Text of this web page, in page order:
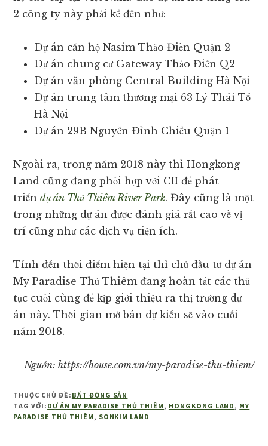
2 công ty này phải kể đến như:
Dự án căn hộ Nasim Thảo Điền Quận 2
Dự án chung cư Gateway Thảo Điền Q2
Dự án văn phòng Central Building Hà Nội
Dự án trung tâm thương mại 63 Lý Thái Tổ
Hà Nội
Dự án 29B Nguyễn Đình Chiểu Quận 1
Ngoài ra, trong năm 2018 này thì Hongkong
Land cũng đang phối hợp với CII để phát
triểndự án Thủ Thiêm River Park. Đây cũng là một
trong những dự án được đánh giá rất cao về vị
trí cũng như các dịch vụ tiện ích.
Tính đến thời điểm hiện tại thì chủ đầu tư dự án
My Paradise Thủ Thiêm đang hoàn tất các thủ
tục cuối cùng để kịp giới thiệu ra thị trường dự
án này. Thời gian mở bán dự kiến sẽ vào cuối
năm 2018.
Nguồn: https://house.com.vn/my-paradise-thu-thiem/
THUỘC CHỦ ĐỀ: BẤT ĐỘNG SẢN
TAG VỚI: DỰ ÁN MY PARADISE THỦ THIÊM, HONGKONG LAND, MY
PARADISE THỦ THIÊM, SONKIM LAND